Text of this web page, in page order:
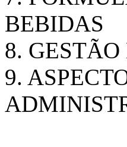
BEBIDAS
8.
9.